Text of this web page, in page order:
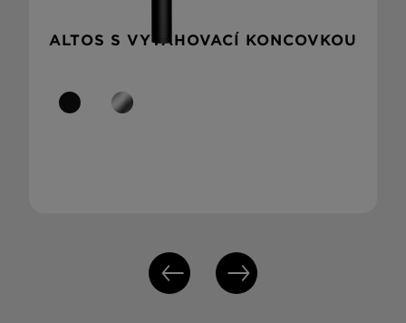
ALTOS S VYTAHOVACÍ KONCOVKOU